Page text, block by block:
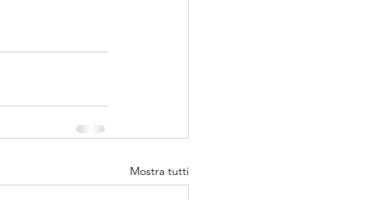
Mostra tutti